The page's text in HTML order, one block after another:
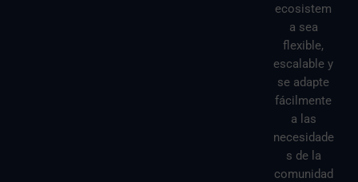
ecosistem
a sea
flexible,
escalable y
se adapte
fácilmente
a las
necesidade
s de la
comunidad